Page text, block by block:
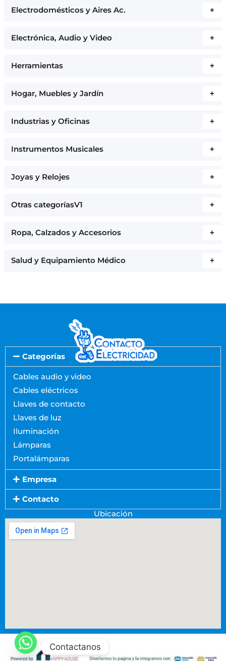
Electrodomésticos y Aires Ac. +
Electrónica, Audio y Video +
Herramientas +
Hogar, Muebles y Jardín +
Industrias y Oficinas +
Instrumentos Musicales +
Joyas y Relojes +
Otras categoríasV1 +
Ropa, Calzados y Accesorios +
Salud y Equipamiento Médico +
Categorías
Cables audio y video
Cables eléctricos
Llaves de contacto
Llaves de luz
Iluminación
Lámparas
Portalámparas
Empresa
Contacto
Ubicación
Contactanos